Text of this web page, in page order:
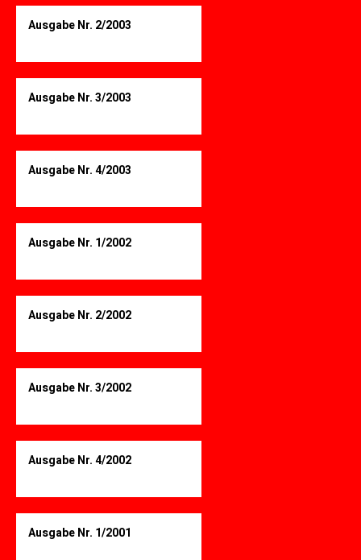
Ausgabe Nr. 2/2003
Ausgabe Nr. 3/2003
Ausgabe Nr. 4/2003
Ausgabe Nr. 1/2002
Ausgabe Nr. 2/2002
Ausgabe Nr. 3/2002
Ausgabe Nr. 4/2002
Ausgabe Nr. 1/2001